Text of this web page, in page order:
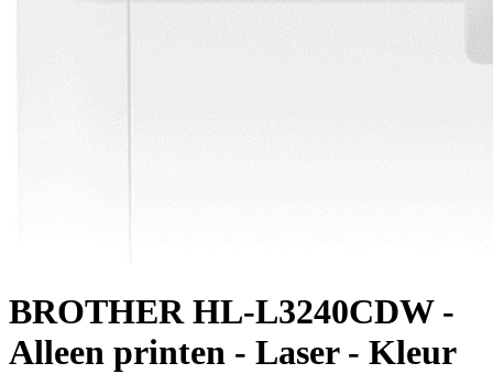
BROTHER HL-L3240CDW -
Alleen printen - Laser - Kleur